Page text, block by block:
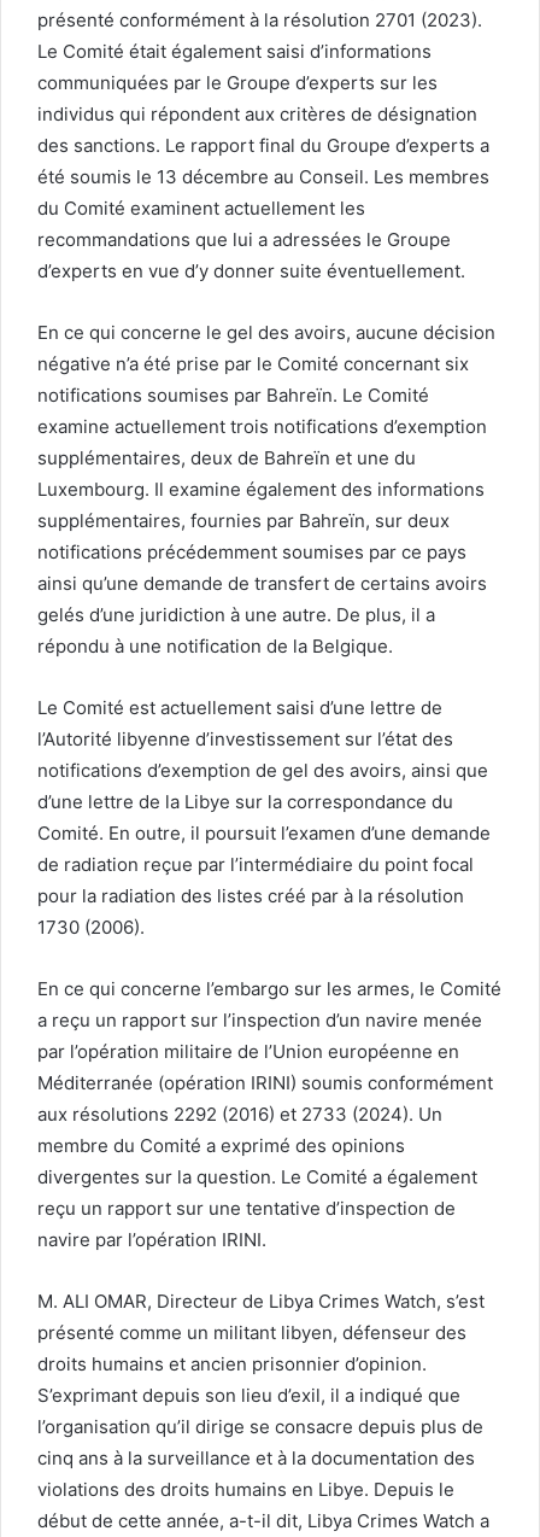
présenté conformément à la résolution 2701 (2023).
Le Comité était également saisi d’informations
communiquées par le Groupe d’experts sur les
individus qui répondent aux critères de désignation
des sanctions. Le rapport final du Groupe d’experts a
été soumis le 13 décembre au Conseil. Les membres
du Comité examinent actuellement les
recommandations que lui a adressées le Groupe
d’experts en vue d’y donner suite éventuellement.
En ce qui concerne le gel des avoirs, aucune décision
négative n’a été prise par le Comité concernant six
notifications soumises par Bahreïn. Le Comité
examine actuellement trois notifications d’exemption
supplémentaires, deux de Bahreïn et une du
Luxembourg. Il examine également des informations
supplémentaires, fournies par Bahreïn, sur deux
notifications précédemment soumises par ce pays
ainsi qu’une demande de transfert de certains avoirs
gelés d’une juridiction à une autre. De plus, il a
répondu à une notification de la Belgique.
Le Comité est actuellement saisi d’une lettre de
l’Autorité libyenne d’investissement sur l’état des
notifications d’exemption de gel des avoirs, ainsi que
d’une lettre de la Libye sur la correspondance du
Comité. En outre, il poursuit l’examen d’une demande
de radiation reçue par l’intermédiaire du point focal
pour la radiation des listes créé par à la résolution
1730 (2006).
En ce qui concerne l’embargo sur les armes, le Comité
a reçu un rapport sur l’inspection d’un navire menée
par l’opération militaire de l’Union européenne en
Méditerranée (opération IRINI) soumis conformément
aux résolutions 2292 (2016) et 2733 (2024). Un
membre du Comité a exprimé des opinions
divergentes sur la question. Le Comité a également
reçu un rapport sur une tentative d’inspection de
navire par l’opération IRINI.
M. ALI OMAR, Directeur de Libya Crimes Watch, s’est
présenté comme un militant libyen, défenseur des
droits humains et ancien prisonnier d’opinion.
S’exprimant depuis son lieu d’exil, il a indiqué que
l’organisation qu’il dirige se consacre depuis plus de
cinq ans à la surveillance et à la documentation des
violations des droits humains en Libye. Depuis le
début de cette année, a-t-il dit, Libya Crimes Watch a